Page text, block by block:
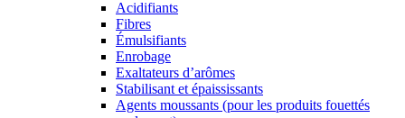
Acidifiants
Fibres
Émulsifiants
Enrobage
Exaltateurs d’arômes
Stabilisant et épaississants
Agents moussants (pour les produits fouettés